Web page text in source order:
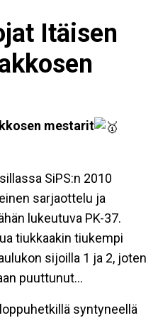
Itäisen
mestarit
SiPS:n 2010
sarjaottelu ja
lukeutuva PK-37.
tiukkaakin tiukempi
sijoilla 1 ja 2, joten
puuttunut...
syntyneellä